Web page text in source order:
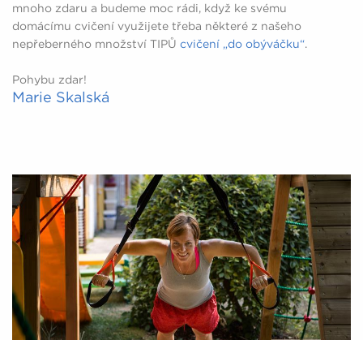
mnoho zdaru a budeme moc rádi, když ke svému
domácímu cvičení využijete třeba některé z našeho
nepřeberného množství TIPŮ cvičení „do obýváčku“.
Pohybu zdar!
Marie Skalská